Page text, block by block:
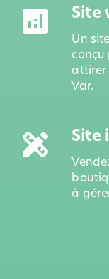
analytics Site
Un
conçu
attirer
Var.
design_services Site
à